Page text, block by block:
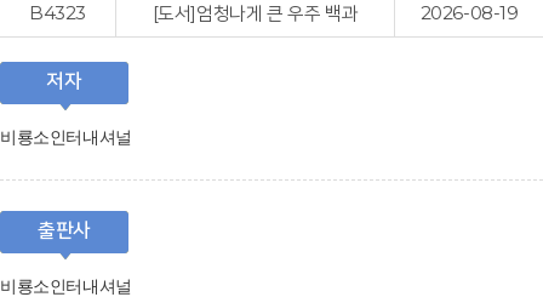
B4323 [도서]엄청나게 큰 우주 백과 2026-08-19
저자
비룡소인터내셔널
출판사
비룡소인터내셔널